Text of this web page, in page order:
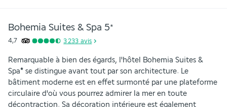
Bohemia Suites & Spa 5*
4,7 3 233 avis
Remarquable à bien des égards, l'hôtel Bohemia Suites &
Spa* se distingue avant tout par son architecture. Le
bâtiment moderne est en effet surmonté par une plateforme
circulaire d'où vous pourrez admirer la mer en toute
décontraction. Sa décoration intérieure est également